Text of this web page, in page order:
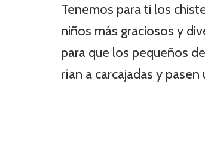
Tenemos para ti los
niños más graciosos y
para que los pequeños
rían a carcajadas y pasen